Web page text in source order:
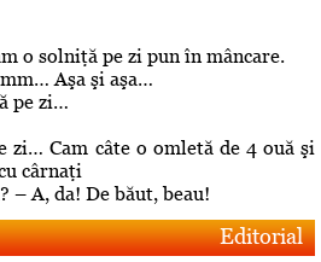
o solniţă pe zi pun în mâncare.
Aşa şi aşa…
pe zi…
zi… Cam câte o omletă de 4 ouă şi
cârnaţi
– A, da! De băut, beau!
Editorial